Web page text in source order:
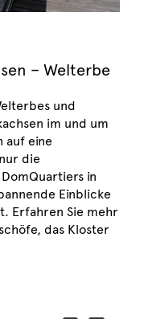
– Welterbe
und
im und um
auf eine
die
in
Einblicke
Erfahren Sie mehr
das Kloster